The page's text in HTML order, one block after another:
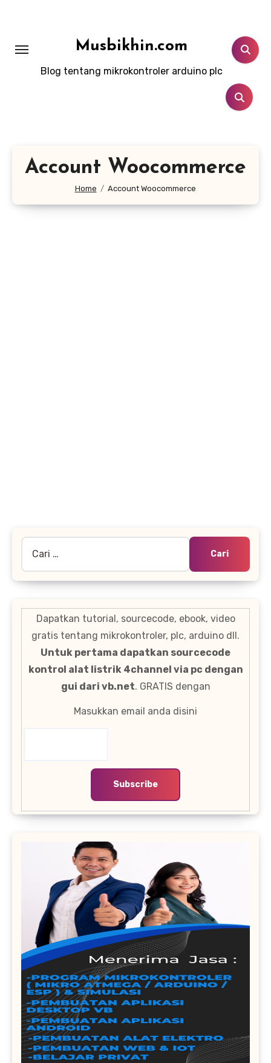
Musbikhin.com
Blog tentang mikrokontroler arduino plc
Account Woocommerce
Home Account Woocommerce
untuk:
Dapatkan tutorial, sourcecode, ebook, video
gratis tentang mikrokontroler, plc, arduino dll.
Untuk pertama dapatkan sourcecode
kontrol alat listrik 4channel via pc dengan
gui dari vb.net. GRATIS dengan
Masukkan email anda disini